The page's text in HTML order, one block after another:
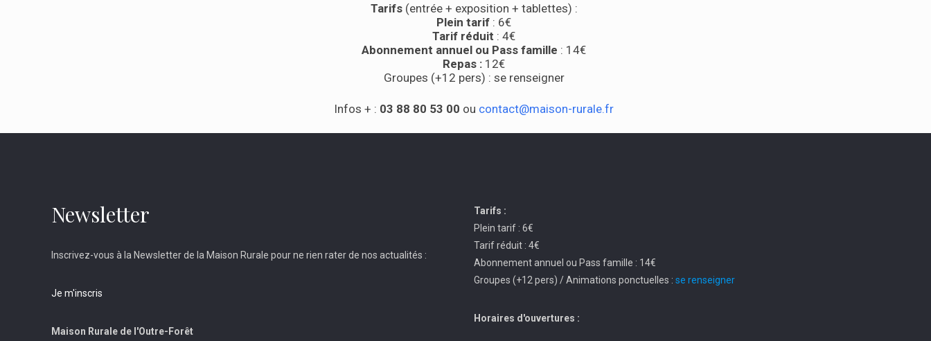
Tarifs(entrée + exposition + tablettes) :
Plein tarif : 6€
Tarif réduit : 4€
Abonnement annuel ou Pass famille : 14€
Repas : 12€
Groupes (+12 pers) : se renseigner
Infos + : 03 88 80 53 00 ou contact@maison-rurale.fr
Newsletter
Inscrivez-vous à la Newsletter de la Maison Rurale pour ne rien rater de nos actualités :
Je m'inscris
Maison Rurale de l'Outre-Forêt
Tarifs :
Plein tarif : 6€
Tarif réduit : 4€
Abonnement annuel ou Pass famille : 14€
Groupes (+12 pers) / Animations ponctuelles : se renseigner
Horaires d'ouvertures :